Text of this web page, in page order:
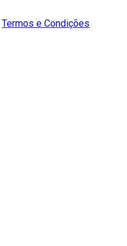
Termos e Condições